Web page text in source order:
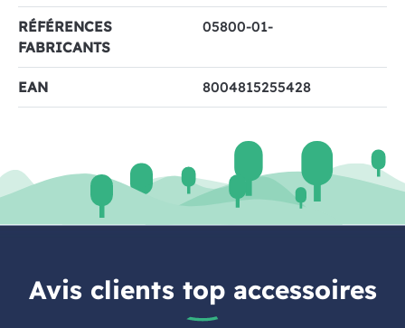
RÉFÉRENCES
FABRICANTS
05800-01-
EAN 8004815255428
Avis clients top accessoires